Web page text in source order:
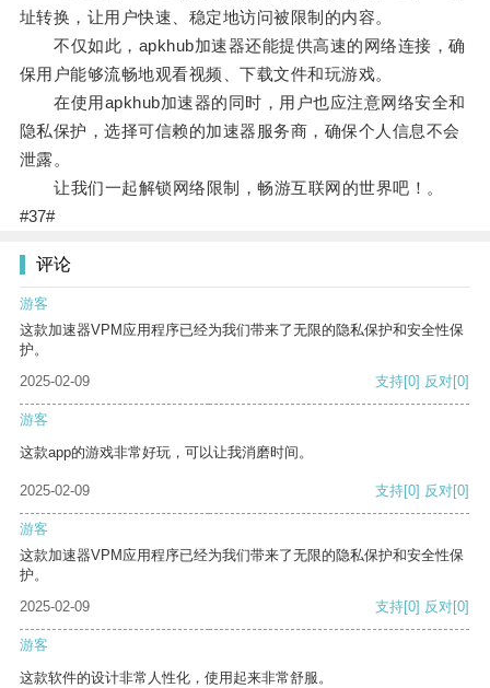
址转换，让用户快速、稳定地访问被限制的内容。
不仅如此，apkhub加速器还能提供高速的网络连接，确
保用户能够流畅地观看视频、下载文件和玩游戏。
在使用apkhub加速器的同时，用户也应注意网络安全和
隐私保护，选择可信赖的加速器服务商，确保个人信息不会
泄露。
让我们一起解锁网络限制，畅游互联网的世界吧！。
#37#
评论
游客
这款加速器VPM应用程序已经为我们带来了无限的隐私保护和安全性保
护。
2025-02-09
支持[0] 反对[0]
游客
这款app的游戏非常好玩，可以让我消磨时间。
2025-02-09 支持[0] 反对[0]
游客
这款加速器VPM应用程序已经为我们带来了无限的隐私保护和安全性保
护。
2025-02-09
支持[0] 反对[0]
游客
这款软件的设计非常人性化，使用起来非常舒服。